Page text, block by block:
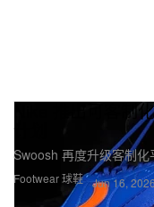
Footwear 球鞋
Nike 推出可客制
计划
Swoosh 再度升级客制化
Jun 16,